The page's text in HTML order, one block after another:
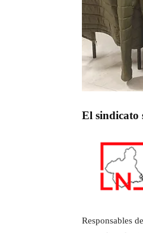
El sindicato
Responsables